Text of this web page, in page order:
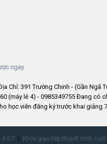
ngay
Chỉ: 391 Trường Chinh - (Gần Ngã
(máy lẻ 4) - 0985349755 Đang có
học viên đăng ký trước khai giảng
5-7
Khóa giao tiếp thuyết trình